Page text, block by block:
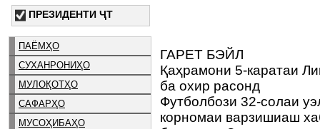
ПРЕЗИДЕНТИ ҶТ
ПАЁМҲО
СУХАНРОНИҲО
МУЛОҚОТҲО
САФАРҲО
МУСОҲИБАҲО
ГАРЕТ БЭЙЛ
Қаҳрамони 5-каратаи
ба охир расонд
Футболбози 32-солаи
корномаи варзишиаш